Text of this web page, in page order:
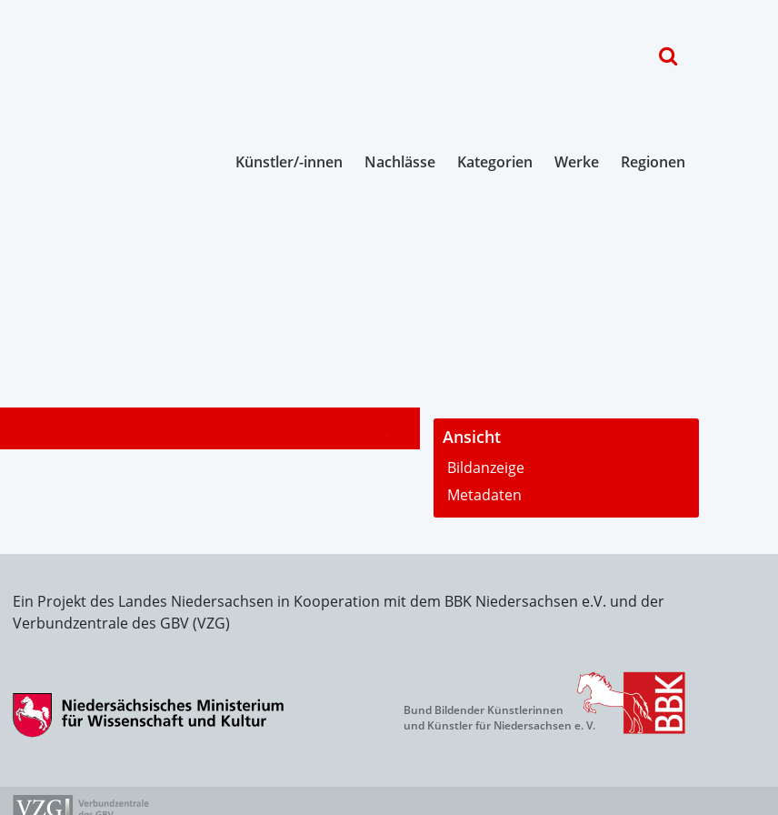
Künstler/-innen Nachlässe Kategorien Werke Regionen
- Ansicht
Bildanzeige
Metadaten
Ein Projekt des Landes Niedersachsen in Kooperation mit dem BBK Niedersachsen e.V. und der
Verbundzentrale des GBV (VZG)
Bund Bildender Künstlerinnen
und Künstler für Niedersachsen e. V.